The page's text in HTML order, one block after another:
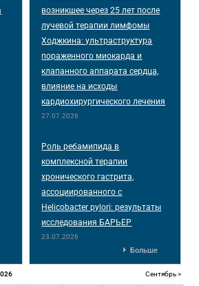
возникшее через 25 лет после
лучевой терапии лимфомы
Ходжкина: ультраструктура
пораженного миокарда и
клапанного аппарата сердца,
влияние на исходы
кардиохирургического лечения
27.07.2026
Роль ребамипида в
комплексной терапии
хронического гастрита,
ассоциированного с
Helicobacter pylori: результаты
исследования БАРЬЕР
23.07.2026
Больше
Сентябрь >